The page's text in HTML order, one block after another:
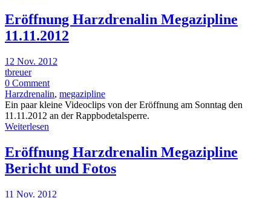
Eröffnung Harzdrenalin Megazipline
11.11.2012
12 Nov. 2012
tbreuer
0 Comment
Harzdrenalin, megazipline
Ein paar kleine Videoclips von der Eröffnung am Sonntag den
11.11.2012 an der Rappbodetalsperre.
Weiterlesen
Eröffnung Harzdrenalin Megazipline
Bericht und Fotos
11 Nov. 2012